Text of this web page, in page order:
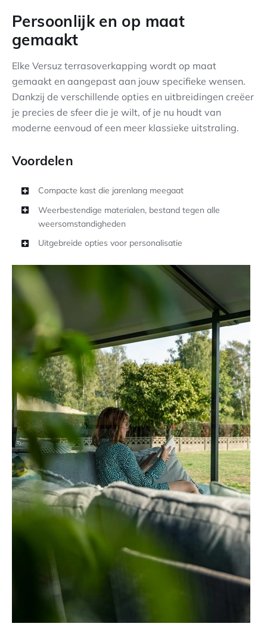
Persoonlijk en op maat
gemaakt
Elke Versuz terrasoverkapping wordt op maat
gemaakt en aangepast aan jouw specifieke wensen.
Dankzij de verschillende opties en uitbreidingen creëer
je precies de sfeer die je wilt, of je nu houdt van
moderne eenvoud of een meer klassieke uitstraling.
Voordelen
Compacte kast die jarenlang meegaat
Weerbestendige materialen, bestand tegen alle
weersomstandigheden
Uitgebreide opties voor personalisatie